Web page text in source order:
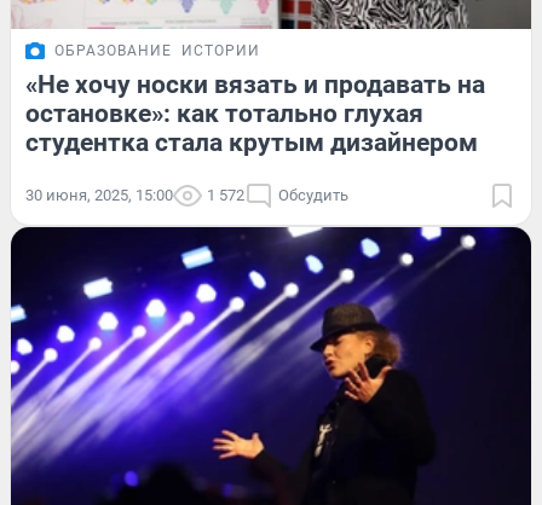
ОБРАЗОВАНИЕ ИСТОРИИ
«Не хочу носки вязать и продавать на
остановке»: как тотально глухая
студентка стала крутым дизайнером
30 июня, 2025, 15:00 1 572 Обсудить